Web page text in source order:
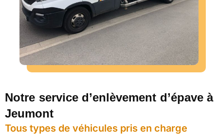
Notre service d’enlèvement d’épave à
Jeumont
Tous types de véhicules pris en charge